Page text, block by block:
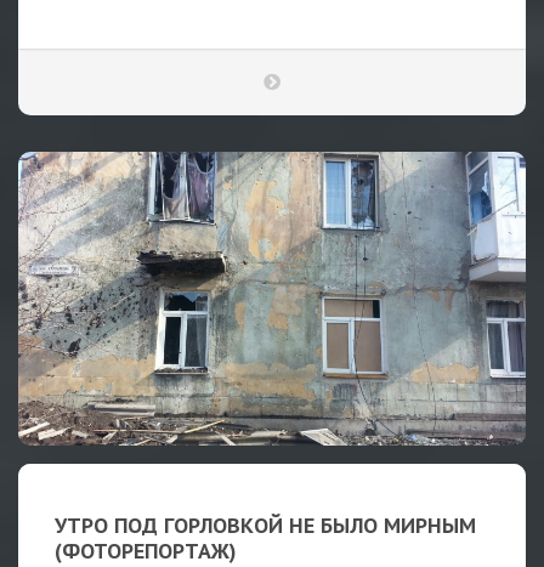
УТРО ПОД ГОРЛОВКОЙ НЕ БЫЛО МИРНЫМ
(ФОТОРЕПОРТАЖ)